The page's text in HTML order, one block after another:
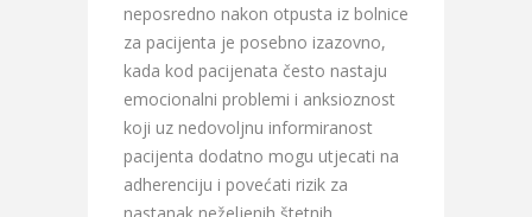
neposredno nakon otpusta iz bolnice
za pacijenta je posebno izazovno,
kada kod pacijenata često nastaju
emocionalni problemi i anksioznost
koji uz nedovoljnu informiranost
pacijenta dodatno mogu utjecati na
adherenciju i povećati rizik za
nastanak neželjenih štetnih